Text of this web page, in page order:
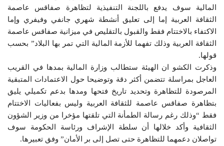
المالية سوف يدفع باللجنة التنفيذية لتظاهرة صفاقس عاصمة
الثقافة العربية إما إلى تعليق أنشطة شهري جانفي وفيفري وإما
الاكتفاء بالاختتام فقط والقبول بالتقليص في ميزانية صفاقس عاصمة
الثقافة العربية وذلك تفهما للأزمة المالية التي تمر بها البلاد” بحسب
قولها.
وذكرت الكشو ان الهيئة ستطالب وزارة المالية بمدها في القريب
العاجل بمراسلة تتضمن أكثر دقة وتوضيحا حول الاعتمادات المتبقية
المرصودة للتظاهرة وتحديد تاريخ فتحها ومدها بدعم تكميلي يليق
بتظاهرة صفاقس عاصمة للثقافة العربية وليس بفعاليات الاختتام
فقط “وذلك رغم رسالة الطمأنة التي تلقتها مؤخرا من وزير الشؤون
الثقافية وأكد خلالها أن سلطة الإشراف ورئاسة الحكومة سوف
تواصلان دعمهما للتظاهرة حتى تصل إلى بر الأمان” وفق تعبيرها.